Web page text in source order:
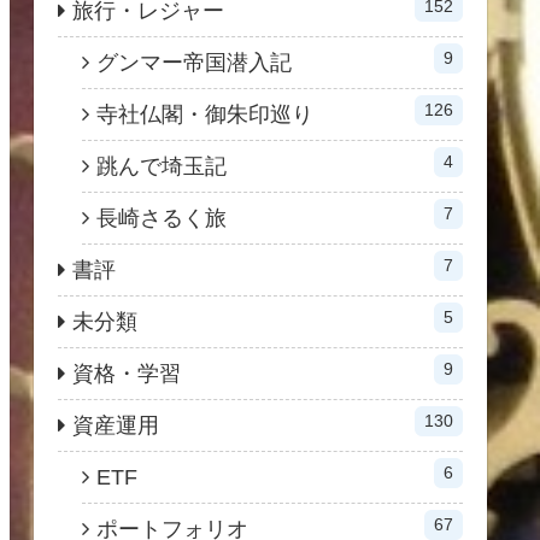
旅行・レジャー 152
グンマー帝国潜入記 9
寺社仏閣・御朱印巡り 126
跳んで埼玉記 4
長崎さるく旅 7
書評 7
未分類 5
資格・学習 9
資産運用 130
ETF 6
ポートフォリオ 67